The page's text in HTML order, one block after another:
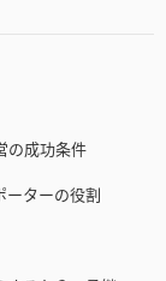
の成功条件
ターの役割